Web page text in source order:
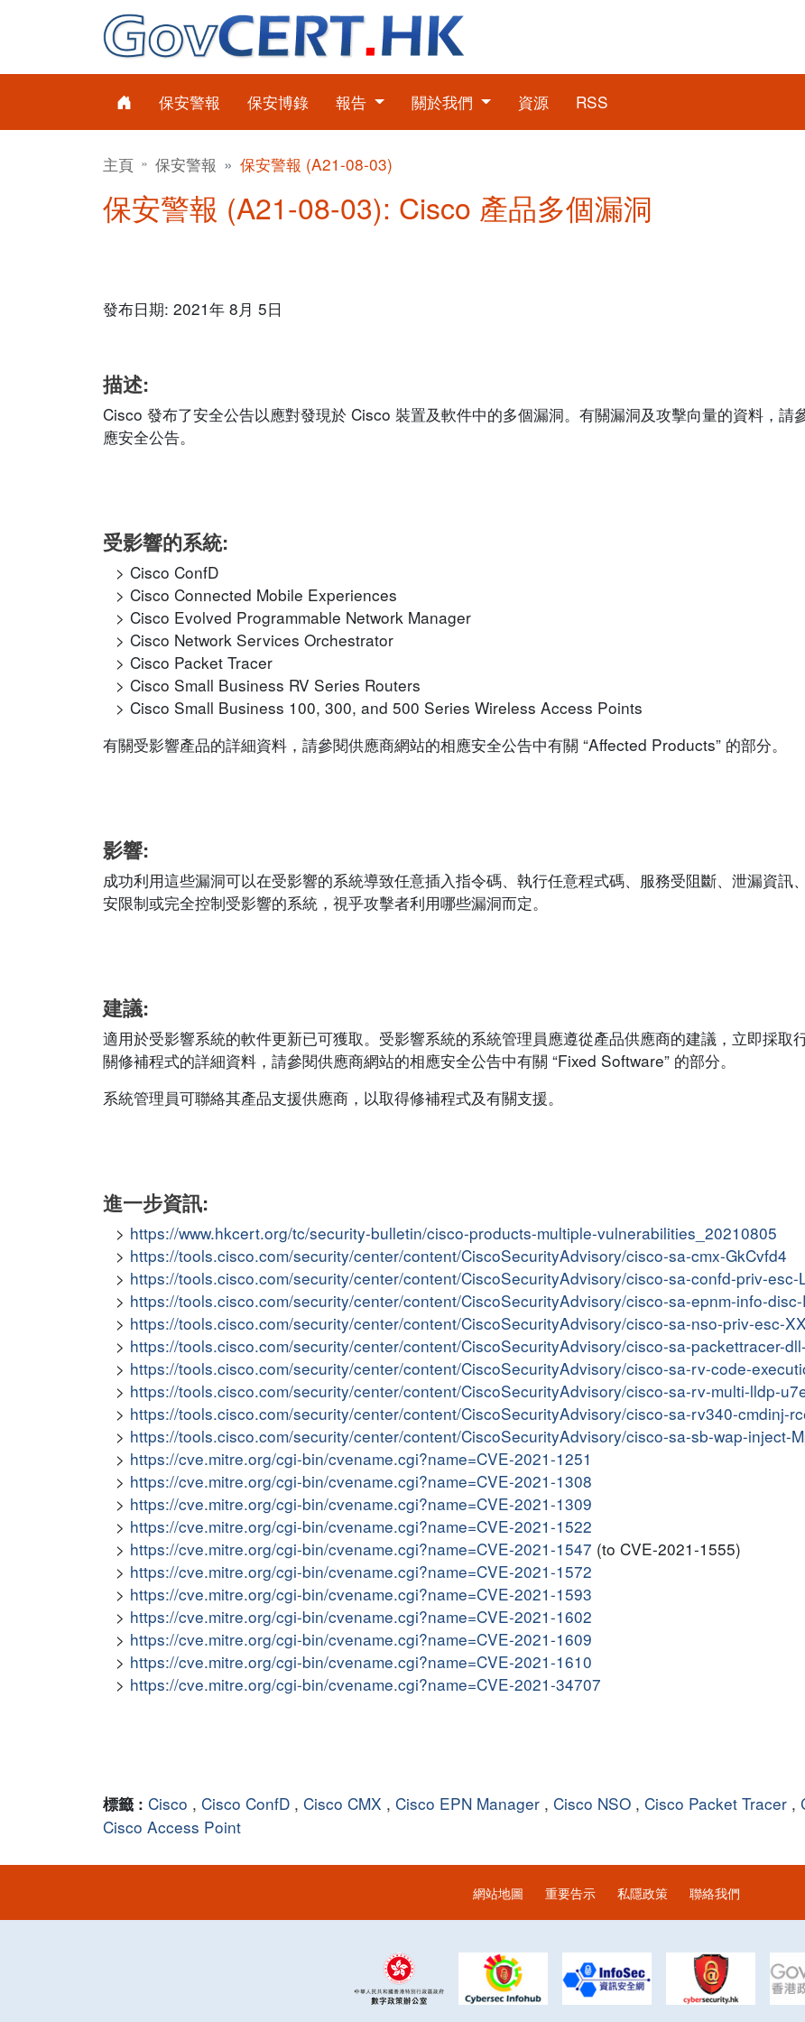
保安警報 保安博錄 報告 關於我們 資源 RSS
主頁 保安警報 保安警報 (A21-08-03)
保安警報 (A21-08-03): Cisco 產品多個漏洞
發布日期: 2021年 8月 5日
描述:
Cisco 發布了安全公告以應對發現於 Cisco 裝置及軟件中的多個漏洞。有關漏洞及攻擊向量的資料，請
應安全公告。
受影響的系統:
Cisco ConfD
Cisco Connected Mobile Experiences
Cisco Evolved Programmable Network Manager
Cisco Network Services Orchestrator
Cisco Packet Tracer
Cisco Small Business RV Series Routers
Cisco Small Business 100, 300, and 500 Series Wireless Access Points
有關受影響產品的詳細資料，請參閱供應商網站的相應安全公告中有關 “Affected Products” 的部分。
影響:
成功利用這些漏洞可以在受影響的系統導致任意插入指令碼、執行任意程式碼、服務受阻斷、泄漏資訊
安限制或完全控制受影響的系統，視乎攻擊者利用哪些漏洞而定。
建議:
適用於受影響系統的軟件更新已可獲取。受影響系統的系統管理員應遵從產品供應商的建議，立即採取
關修補程式的詳細資料，請參閱供應商網站的相應安全公告中有關 “Fixed Software” 的部分。
系統管理員可聯絡其產品支援供應商，以取得修補程式及有關支援。
進一步資訊:
https://www.hkcert.org/tc/security-bulletin/cisco-products-multiple-vulnerabilities_20210805
https://tools.cisco.com/security/center/content/CiscoSecurityAdvisory/cisco-sa-cmx-GkCvfd4
https://tools.cisco.com/security/center/content/CiscoSecurityAdvisory/cisco-sa-confd-priv-esc-
https://tools.cisco.com/security/center/content/CiscoSecurityAdvisory/cisco-sa-epnm-info-
https://tools.cisco.com/security/center/content/CiscoSecurityAdvisory/cisco-sa-nso-priv-esc-
https://tools.cisco.com/security/center/content/CiscoSecurityAdvisory/cisco-sa-packettracer-
https://tools.cisco.com/security/center/content/CiscoSecurityAdvisory/cisco-sa-rv-code-
https://tools.cisco.com/security/center/content/CiscoSecurityAdvisory/cisco-sa-rv-multi-lldp-
https://tools.cisco.com/security/center/content/CiscoSecurityAdvisory/cisco-sa-rv340-cmdinj-
https://tools.cisco.com/security/center/content/CiscoSecurityAdvisory/cisco-sa-sb-wap-inject-
https://cve.mitre.org/cgi-bin/cvename.cgi?name=CVE-2021-1251
https://cve.mitre.org/cgi-bin/cvename.cgi?name=CVE-2021-1308
https://cve.mitre.org/cgi-bin/cvename.cgi?name=CVE-2021-1309
https://cve.mitre.org/cgi-bin/cvename.cgi?name=CVE-2021-1522
https://cve.mitre.org/cgi-bin/cvename.cgi?name=CVE-2021-1547 (to CVE-2021-1555)
https://cve.mitre.org/cgi-bin/cvename.cgi?name=CVE-2021-1572
https://cve.mitre.org/cgi-bin/cvename.cgi?name=CVE-2021-1593
https://cve.mitre.org/cgi-bin/cvename.cgi?name=CVE-2021-1602
https://cve.mitre.org/cgi-bin/cvename.cgi?name=CVE-2021-1609
https://cve.mitre.org/cgi-bin/cvename.cgi?name=CVE-2021-1610
https://cve.mitre.org/cgi-bin/cvename.cgi?name=CVE-2021-34707
標籤 : Cisco , Cisco ConfD , Cisco CMX , Cisco EPN Manager , Cisco NSO , Cisco Packet Tracer ,
Cisco Access Point
網站地圖 重要告示 私隱政策 聯絡我們